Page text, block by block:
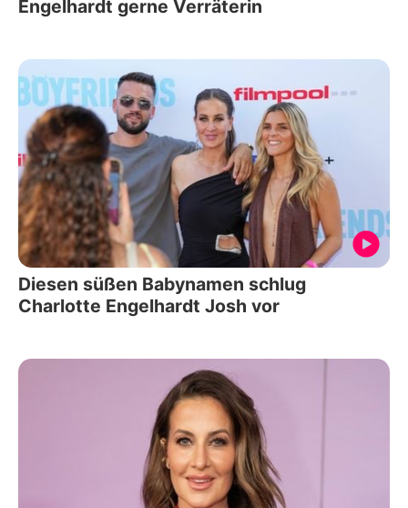
Engelhardt gerne Verräterin
Diesen süßen Babynamen schlug
Charlotte Engelhardt Josh vor